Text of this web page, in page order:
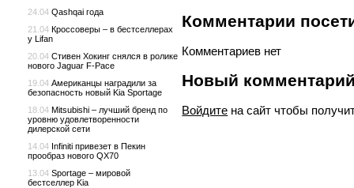
Комментарии
Комментариев нет
Новый
Войдите на сайт чтобы
24.04 Qashqai года
21.04 Кроссоверы – в бестселлерах
у Lifan
20.04 Стивен Хокинг снялся в ролике
нового Jaguar F-Pace
19.04 Американцы наградили за
безопасность новый Kia Sportage
18.04 Mitsubishi – лучший бренд по
уровню удовлетворенности
дилерской сети
14.04 Infiniti привезет в Пекин
прообраз нового QX70
13.04 Sportage – мировой
бестселлер Kia